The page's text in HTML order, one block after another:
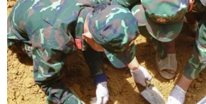
được cấp phép
06/08/2026 04:22
Công nghệ Robot Da Vinci
nâng cao năng lực phẫu thuật